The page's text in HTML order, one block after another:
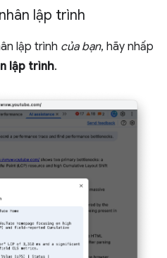
lập trình
lập trình của bạn, hãy nhấp
lập trình.